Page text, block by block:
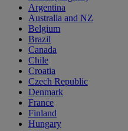
Argentina
Australia and NZ
Belgium
Brazil
Canada
Chile
Croatia
Czech Republic
Denmark
France
Finland
Hungary